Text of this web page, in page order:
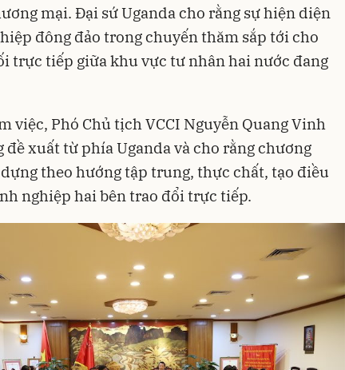
mại. Đại sứ Uganda cho rằng sự hiện diện
đông đảo trong chuyến thăm sắp tới cho
trực tiếp giữa khu vực tư nhân hai nước đang
việc, Phó Chủ tịch VCCI Nguyễn Quang Vinh
đề xuất từ phía Uganda và cho rằng chương
theo hướng tập trung, thực chất, tạo điều
nghiệp hai bên trao đổi trực tiếp.